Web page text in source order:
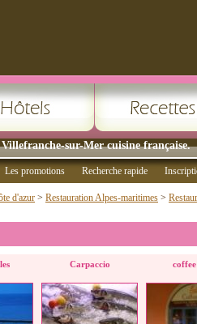
sur-Mer cuisine française.
Les promotions Recherche rapide
d'azur > Restauration Alpes-maritimes >
Carpaccio